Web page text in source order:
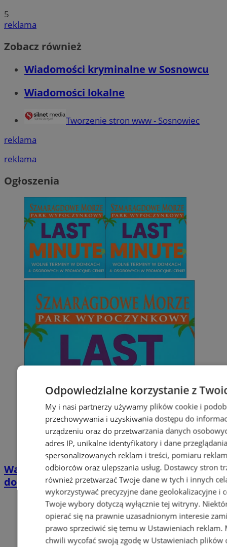
5
reklama
Zobacz również
Wiadomości kryminalne w Sosnowcu
Wiadomości lokalne
Tworzenie stron www - Sosnowiec
reklama
reklama
Ogłoszenia
Wakacyjny wypoczynek nad Bałtykiem w
domkach Szmaragdowe Morze
Odpowiedzialne korzystanie z
My i nasi partnerzy używamy plików cookie i
przechowywania i uzyskiwania dostępu do
urządzeniu oraz do przetwarzania danych
adres IP, unikalne identyfikatory i dane
spersonalizowanych reklam i treści, pomiaru
odbiorców oraz ulepszania usług. Dostawcy stron
również przetwarzać Twoje dane w tych i innych
wykorzystywać precyzyjne dane geolokalizacyjne i
Twoje wybory dotyczą wyłącznie tej witryny.
opierać się na prawnie uzasadnionym interesie
prawo sprzeciwić się temu w Ustawieniach reklam.
chwili wycofać swoją zgodę w Ustawieniach plików